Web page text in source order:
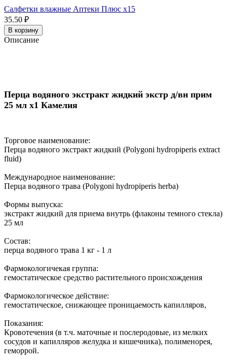
Салфетки влажные Аптеки Плюс x15
35.50 ₽
В корзину
Описание
Перца водяного экстракт жидкий экстр д/вн прим
25 мл x1 Камелия
Торговое наименование:
Перца водяного экстракт жидкий (Polygoni hydropiperis extract
fluid)
Международное наименование:
Перца водяного трава (Polygoni hydropiperis herba)
Формы выпуска:
экстракт жидкий для приема внутрь (флаконы темного стекла)
25 мл
Состав:
перца водяного трава 1 кг - 1 л
Фармокологичекая группа:
гемостатическое средство растительного происхождения
Фармокологическое действие:
гемостатическое, снижающее проницаемость капилляров,
Показания:
Кровотечения (в т.ч. маточные и послеродовые, из мелких
сосудов и капилляров желудка и кишечника), полименорея,
геморрой.